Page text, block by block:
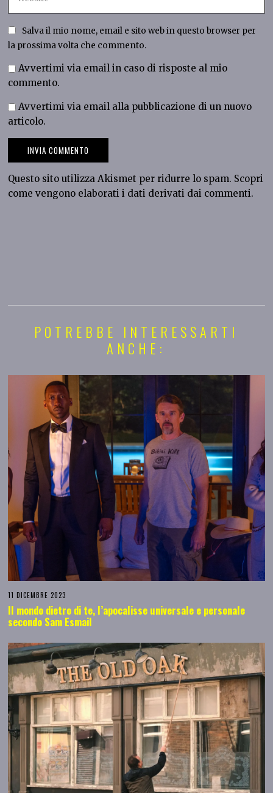
Salva il mio nome, email e sito web in questo browser per
la prossima volta che commento.
Avvertimi via email in caso di risposte al mio
commento.
Avvertimi via email alla pubblicazione di un nuovo
articolo.
Questo sito utilizza Akismet per ridurre lo spam. Scopri
come vengono elaborati i dati derivati dai commenti.
POTREBBE INTERESSARTI
ANCHE:
11 DICEMBRE 2023
Il mondo dietro di te, l’apocalisse universale e personale
secondo Sam Esmail